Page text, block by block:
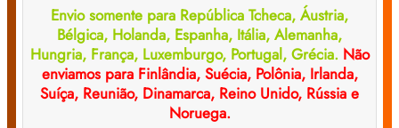
Envio somente para República Tcheca, Áustria,
Bélgica, Holanda, Espanha, Itália, Alemanha,
Hungria, França, Luxemburgo, Portugal, Grécia. Não
enviamos para Finlândia, Suécia, Polônia, Irlanda,
Suíça, Reunião, Dinamarca, Reino Unido, Rússia e
Noruega.